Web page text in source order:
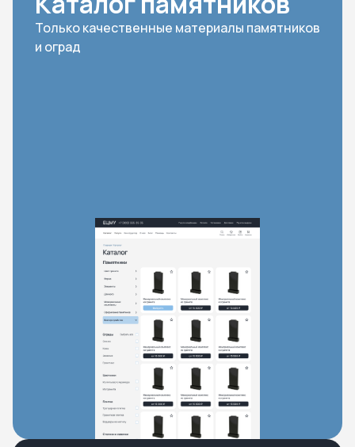
Только качественные материалы памятников
и оград